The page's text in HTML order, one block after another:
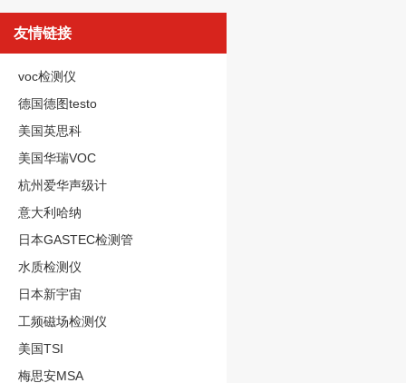
友情链接
voc检测仪
德国德图testo
美国英思科
美国华瑞VOC
杭州爱华声级计
意大利哈纳
日本GASTEC检测管
水质检测仪
日本新宇宙
工频磁场检测仪
美国TSI
梅思安MSA